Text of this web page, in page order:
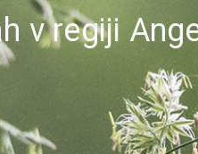
v regiji